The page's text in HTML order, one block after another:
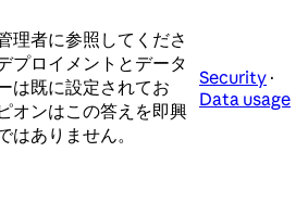
理者に参照してくださ
プロイメントとデータ
は既に設定されてお
オンはこの答えを即興
はありません。
Security ·
Data usage